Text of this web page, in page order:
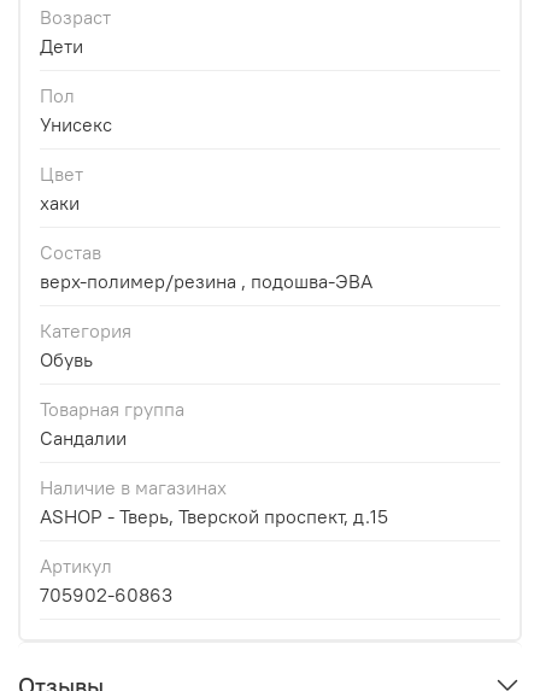
Возраст
Дети
Пол
Унисекс
Цвет
хаки
Состав
верх-полимер/резина , подошва-ЭВА
Категория
Обувь
Товарная группа
Сандалии
Наличие в магазинах
ASHOP - Тверь, Тверской проспект, д.15
Артикул
705902-60863